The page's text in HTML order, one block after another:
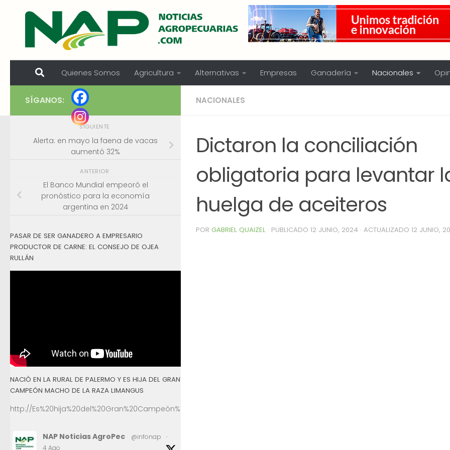
Skip to content
Quienes Somos Agricultura Alternativas Empresas Ganadería Nacionales
NACIONALES
Dictaron la conciliación
obligatoria para levantar
huelga de aceiteros
POR GABRIEL QUAIZEL · PUBLICADO 12 JUNIO, 2024 · ACTUALIZADO 12 JUNIO,
SÍGANOS:
SIGUIENTE
Alerta: en mayo la faena de vacas
aumentó 32%
ANTERIOR
El Banco Mundial empeoró el
pronóstico para la economía
argentina en 2024
PASAR DE SER GANADERO A EMPRESARIO
PRODUCTOR DE CARNE: EL CONSEJO DE OJEA
RULLÁN
NACIÓ EN LA RURAL DE PALERMO Y ES HIJA DEL GRAN
CAMPEÓN MACHO DE LA RAZA LIMANGUS
http://Es%20hija%20del%20Gran%20Campeón%20Macho%20de%20la%20Raza%20Limangus,
NAP Noticias AgroPec @infonap
·
4 Ago